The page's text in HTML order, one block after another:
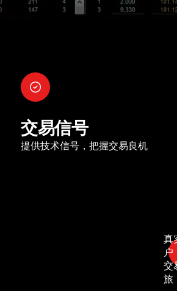
交易信号
提供技术信号，把握交易良机